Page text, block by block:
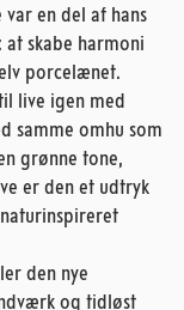
en del af hans
skabe harmoni
porcelænet.
live igen med
samme omhu som
grønne tone,
er den et udtryk
den nye
og tidløst